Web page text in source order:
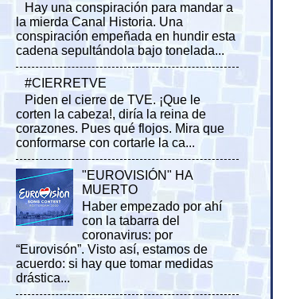
Hay una conspiración para mandar a
la mierda Canal Historia. Una
conspiración empeñada en hundir esta
cadena sepultándola bajo tonelada...
#CIERRETVE
Piden el cierre de TVE. ¡Que le
corten la cabeza!, diría la reina de
corazones. Pues qué flojos. Mira que
conformarse con cortarle la ca...
"EUROVISIÓN" HA
MUERTO
Haber empezado por ahí
con la tabarra del
coronavirus: por
“Eurovisón”. Visto así, estamos de
acuerdo: si hay que tomar medidas
drástica...